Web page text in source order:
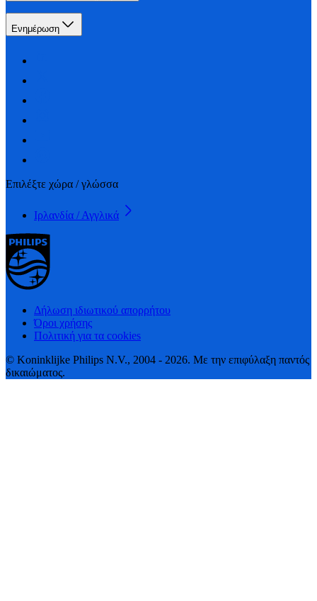
Ενημέρωση
Επιλέξτε χώρα / γλώσσα
Ιρλανδία / Αγγλικά
Δήλωση ιδιωτικού απορρήτου
Όροι χρήσης
Πολιτική για τα cookies
© Koninklijke Philips N.V., 2004 - 2026. Με την επιφύλαξη παντός
δικαιώματος.